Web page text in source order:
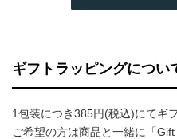
ギフトラッピングについ
1包装につき385円(税込)にてギ
ご希望の方は商品と一緒に「